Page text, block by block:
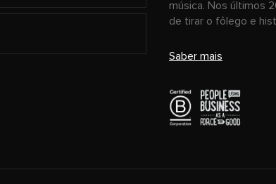
música. Nos últimos
de tirar o fôlego e
Saber mais